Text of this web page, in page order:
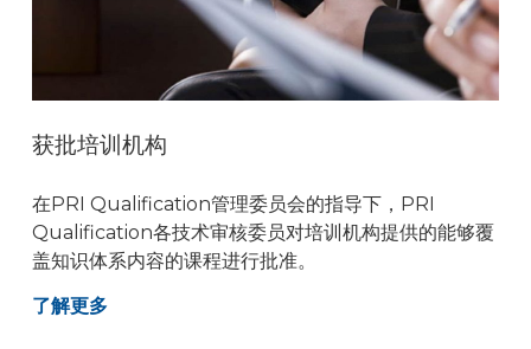
获批培训机构
在PRI Qualification管理委员会的指导下，PRI
Qualification各技术审核委员对培训机构提供的能够覆
盖知识体系内容的课程进行批准。
了解更多